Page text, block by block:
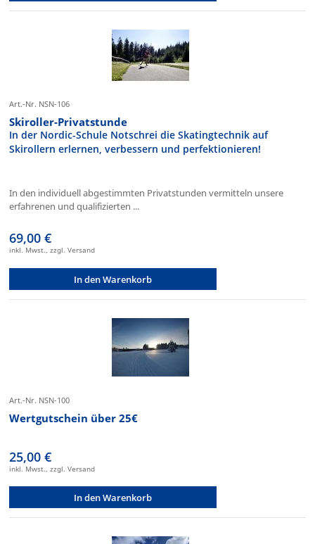
Art.-Nr. NSN-106
Skiroller-Privatstunde
In der Nordic-Schule Notschrei die Skatingtechnik auf
Skirollern erlernen, verbessern und perfektionieren!
In den individuell abgestimmten Privatstunden vermitteln unsere
erfahrenen und qualifizierten ...
69,00 €
inkl. Mwst., zzgl. Versand
In den Warenkorb
Art.-Nr. NSN-100
Wertgutschein über 25€
25,00 €
inkl. Mwst., zzgl. Versand
In den Warenkorb